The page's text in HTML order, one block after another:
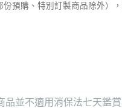
預購、特別訂製商品除外）
並不適用消保法七天鑑